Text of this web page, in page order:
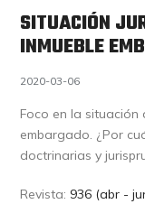
SITUACIÓN
INMUEBLE
2020-03-06
Foco en la situación
embargado. ¿Por
doctrinarias y
Revista: 936 (abr -